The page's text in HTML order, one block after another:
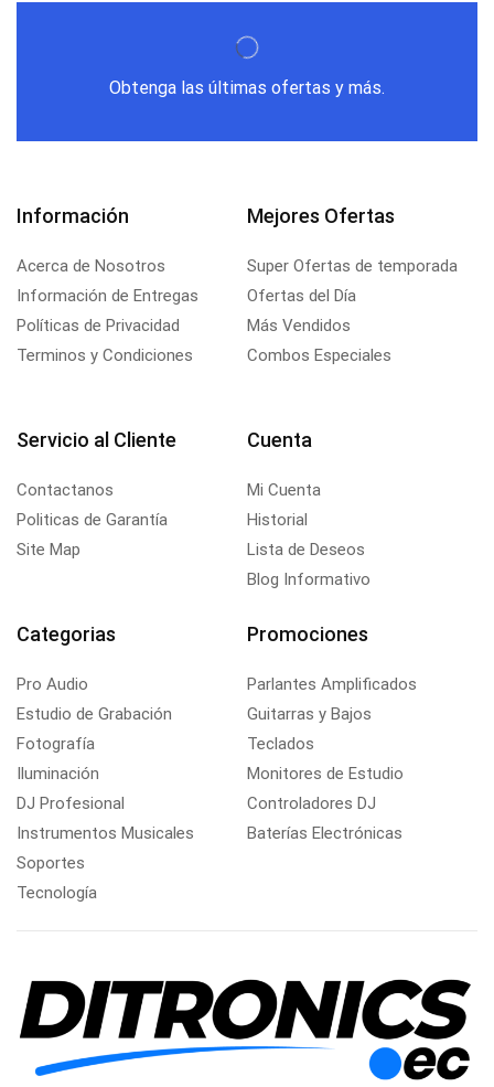
Obtenga las últimas ofertas y más.
Información
Acerca de Nosotros
Información de Entregas
Políticas de Privacidad
Terminos y Condiciones
Mejores Ofertas
Super Ofertas de temporada
Ofertas del Día
Más Vendidos
Combos Especiales
Servicio al Cliente
Contactanos
Politicas de Garantía
Site Map
Cuenta
Mi Cuenta
Historial
Lista de Deseos
Blog Informativo
Categorias
Pro Audio
Estudio de Grabación
Fotografía
Iluminación
DJ Profesional
Instrumentos Musicales
Soportes
Tecnología
Promociones
Parlantes Amplificados
Guitarras y Bajos
Teclados
Monitores de Estudio
Controladores DJ
Baterías Electrónicas